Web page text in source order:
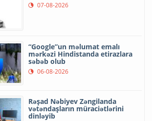
07-08-2026
“Google”un məlumat emalı
mərkəzi Hindistanda etirazlara
səbəb olub
06-08-2026
Rəşad Nəbiyev Zəngilanda
vətəndaşların müraciətlərini
dinləyib